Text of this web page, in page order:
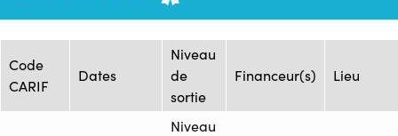
Code
CARIF
Dates
Niveau
de
sortie
Financeur(s) Lieu
Niveau